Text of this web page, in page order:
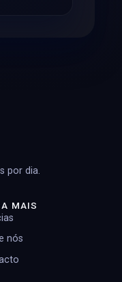
por dia.
MAIS
nós